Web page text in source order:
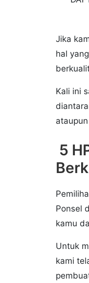
Jika
hal
Kali ini
5
Ponsel
kamu
Untuk
kami